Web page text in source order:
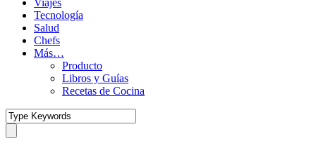
Viajes
Tecnología
Salud
Chefs
Más…
Producto
Libros y Guías
Recetas de Cocina